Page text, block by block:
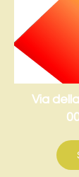
Via